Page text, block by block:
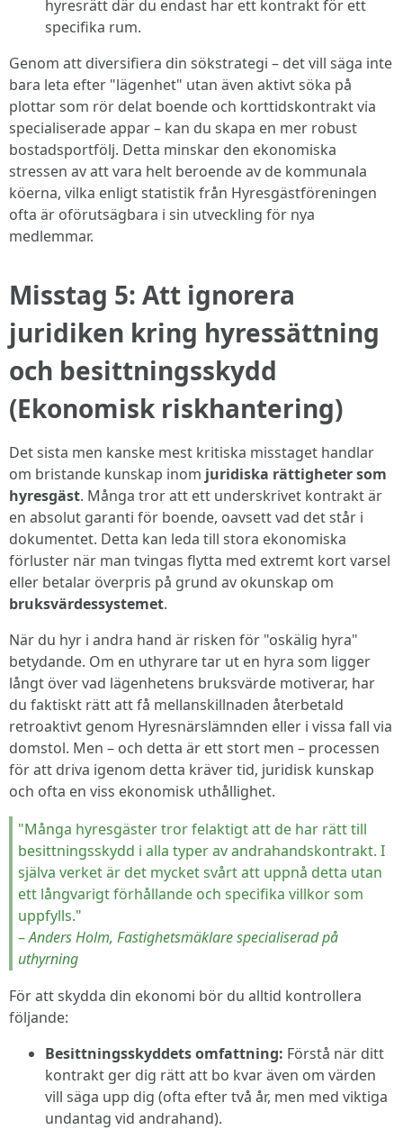
hyresrätt där du endast har ett kontrakt för ett
specifika rum.
Genom att diversifiera din sökstrategi – det vill säga inte
bara leta efter "lägenhet" utan även aktivt söka på
plottar som rör delat boende och korttidskontrakt via
specialiserade appar – kan du skapa en mer robust
bostadsportfölj. Detta minskar den ekonomiska
stressen av att vara helt beroende av de kommunala
köerna, vilka enligt statistik från Hyresgästföreningen
ofta är oförutsägbara i sin utveckling för nya
medlemmar.
Misstag 5: Att ignorera
juridiken kring hyressättning
och besittningsskydd
(Ekonomisk riskhantering)
Det sista men kanske mest kritiska misstaget handlar
om bristande kunskap inom juridiska rättigheter som
hyresgäst. Många tror att ett underskrivet kontrakt är
en absolut garanti för boende, oavsett vad det står i
dokumentet. Detta kan leda till stora ekonomiska
förluster när man tvingas flytta med extremt kort varsel
eller betalar överpris på grund av okunskap om
bruksvärdessystemet.
När du hyr i andra hand är risken för "oskälig hyra"
betydande. Om en uthyrare tar ut en hyra som ligger
långt över vad lägenhetens bruksvärde motiverar, har
du faktiskt rätt att få mellanskillnaden återbetald
retroaktivt genom Hyresnärslämnden eller i vissa fall via
domstol. Men – och detta är ett stort men – processen
för att driva igenom detta kräver tid, juridisk kunskap
och ofta en viss ekonomisk uthållighet.
"Många hyresgäster tror felaktigt att de har rätt till
besittningsskydd i alla typer av andrahandskontrakt. I
själva verket är det mycket svårt att uppnå detta utan
ett långvarigt förhållande och specifika villkor som
uppfylls."
–Anders Holm, Fastighetsmäklare specialiserad på
uthyrning
För att skydda din ekonomi bör du alltid kontrollera
följande:
Besittningsskyddets omfattning: Förstå när ditt
kontrakt ger dig rätt att bo kvar även om värden
vill säga upp dig (ofta efter två år, men med viktiga
undantag vid andrahand).